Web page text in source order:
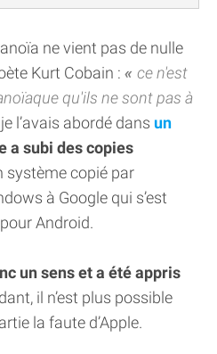
ne vient pas de nulle
Kurt Cobain :
ce n'est
qu'ils ne sont pas à
l’avais abordé dans un
a subi des copies
système copié par
à Google qui s’est
Android.
un sens et a été appris
il n’est plus possible
la faute d’Apple.